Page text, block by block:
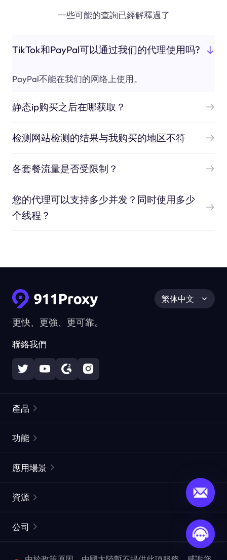
一些可能的查詢已經解釋過了
TikTok和PayPal可以通过我们的代理使用吗?
PayPal不能在我们的网络上使用。
静态ip购买之后在哪获取？
检测网站检测的结果与我购买的地区不符
各套餐流量是否受限制？
您的代理可以支持多少并发？同时使用多少
个线程？
更快、更強、更可靠。
聯絡我們
繁体中文
產品
靜態住宅代理
網頁擷取 API
功能
ISP代理
ProxySite
應用場景
市場研究
資源
常見問題解答
公司